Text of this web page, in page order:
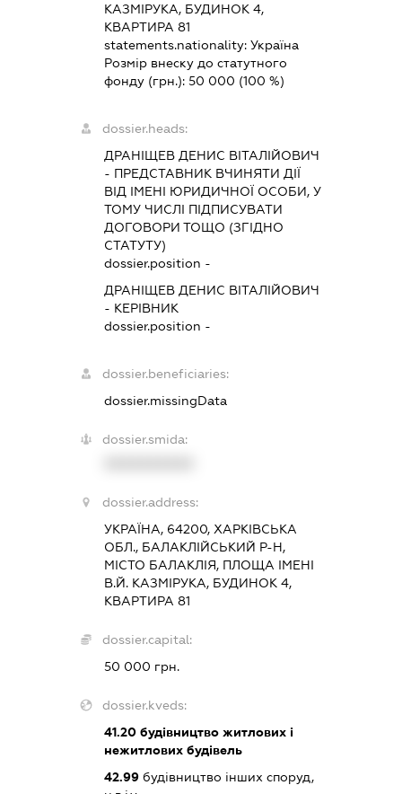
КАЗМІРУКА, БУДИНОК 4,
КВАРТИРА 81
statements.nationality:Україна
Розмір внеску до статутного
фонду (грн.):50 000 (100 %)
dossier.heads:
ДРАНІЩЕВ ДЕНИС ВІТАЛІЙОВИЧ
- ПРЕДСТАВНИК ВЧИНЯТИ ДІЇ
ВІД ІМЕНІ ЮРИДИЧНОЇ ОСОБИ, У
ТОМУ ЧИСЛІ ПІДПИСУВАТИ
ДОГОВОРИ ТОЩО (ЗГІДНО
СТАТУТУ)
dossier.position -
ДРАНІЩЕВ ДЕНИС ВІТАЛІЙОВИЧ
- КЕРІВНИК
dossier.position -
dossier.beneficiaries:
dossier.missingData
dossier.smida:
dossier.address:
УКРАЇНА, 64200, ХАРКІВСЬКА
ОБЛ., БАЛАКЛІЙСЬКИЙ Р-Н,
МІСТО БАЛАКЛІЯ, ПЛОЩА ІМЕНІ
В.Й. КАЗМІРУКА, БУДИНОК 4,
КВАРТИРА 81
dossier.capital:
50 000 грн.
dossier.kveds:
41.20 будівництво житлових і
нежитлових будівель
42.99 будівництво інших споруд,